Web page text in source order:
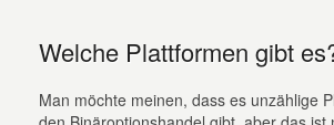
Welche Plattformen gibt
Man möchte meinen, dass es unzählige